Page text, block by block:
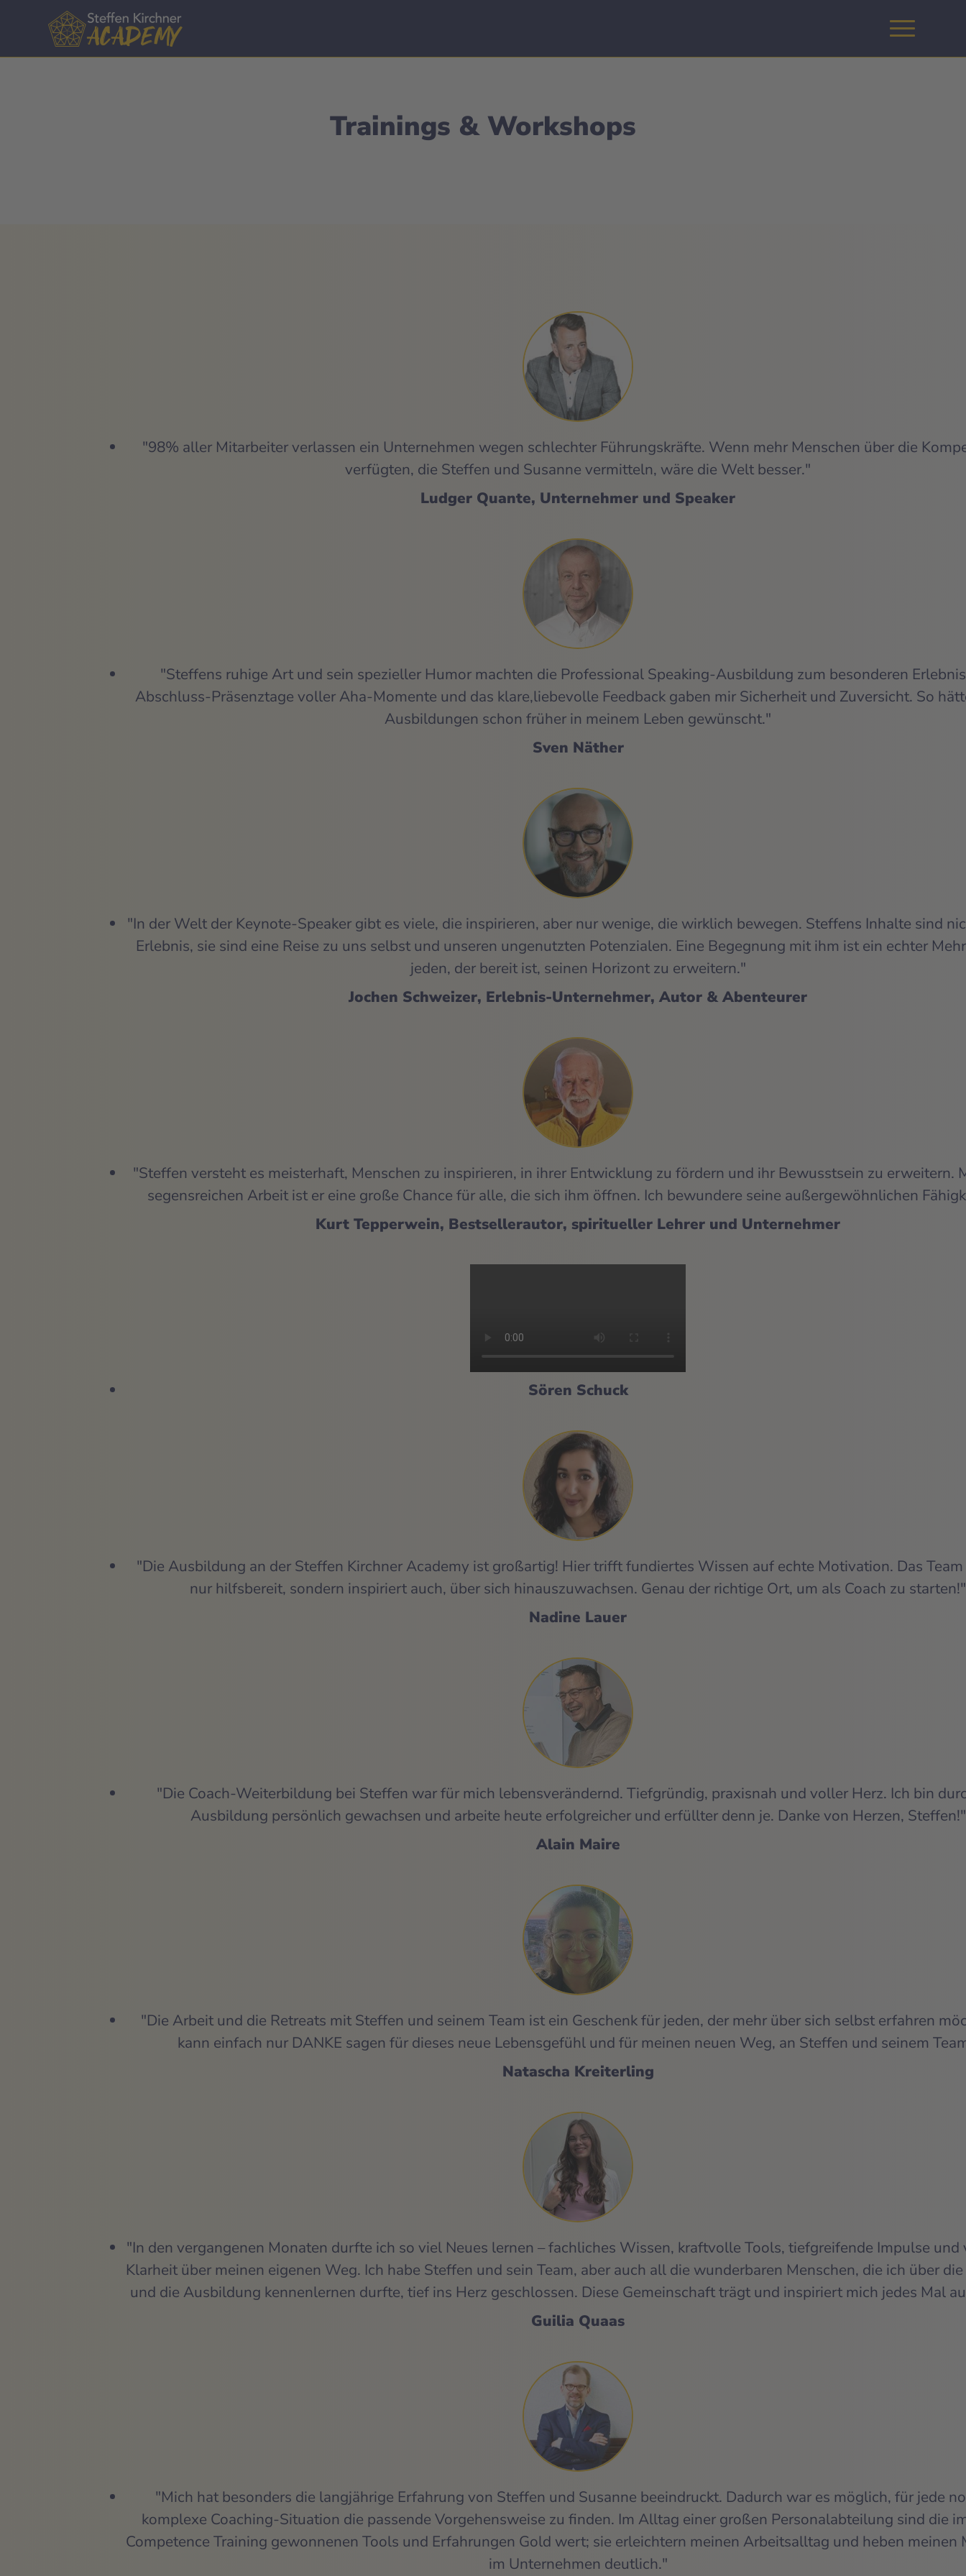
Trainings & Workshops
"98% aller Mitarbeiter verlassen ein Unternehmen wegen schlechter Führungskräfte. Wenn mehr Menschen über die
verfügten, die Steffen und Susanne vermitteln, wäre die Welt besser."
Ludger Quante, Unternehmer und Speaker
"Steffens ruhige Art und sein spezieller Humor machten die Professional Speaking-Ausbildung zum besonderen
Abschluss-Präsenztage voller Aha-Momente und das klare,liebevolle Feedback gaben mir Sicherheit und Zuversicht. So
Ausbildungen schon früher in meinem Leben gewünscht."
Sven Näther
"In der Welt der Keynote-Speaker gibt es viele, die inspirieren, aber nur wenige, die wirklich bewegen. Steffens Inhalte sind
Erlebnis, sie sind eine Reise zu uns selbst und unseren ungenutzten Potenzialen. Eine Begegnung mit ihm ist ein echter
jeden, der bereit ist, seinen Horizont zu erweitern."
Jochen Schweizer, Erlebnis-Unternehmer, Autor & Abenteurer
"Steffen versteht es meisterhaft, Menschen zu inspirieren, in ihrer Entwicklung zu fördern und ihr Bewusstsein zu erweitern.
segensreichen Arbeit ist er eine große Chance für alle, die sich ihm öffnen. Ich bewundere seine außergewöhnlichen
Kurt Tepperwein, Bestsellerautor, spiritueller Lehrer und Unternehmer
Sören Schuck
"Die Ausbildung an der Steffen Kirchner Academy ist großartig! Hier trifft fundiertes Wissen auf echte Motivation. Das
nur hilfsbereit, sondern inspiriert auch, über sich hinauszuwachsen. Genau der richtige Ort, um als Coach zu starten!"
Nadine Lauer
"Die Coach-Weiterbildung bei Steffen war für mich lebensverändernd. Tiefgründig, praxisnah und voller Herz. Ich bin
Ausbildung persönlich gewachsen und arbeite heute erfolgreicher und erfüllter denn je. Danke von Herzen, Steffen!"
Alain Maire
"Die Arbeit und die Retreats mit Steffen und seinem Team ist ein Geschenk für jeden, der mehr über sich selbst erfahren
kann einfach nur DANKE sagen für dieses neue Lebensgefühl und für meinen neuen Weg, an Steffen und seinem
Natascha Kreiterling
"In den vergangenen Monaten durfte ich so viel Neues lernen – fachliches Wissen, kraftvolle Tools, tiefgreifende Impulse und
Klarheit über meinen eigenen Weg. Ich habe Steffen und sein Team, aber auch all die wunderbaren Menschen, die ich über
und die Ausbildung kennenlernen durfte, tief ins Herz geschlossen. Diese Gemeinschaft trägt und inspiriert mich jedes Mal
Guilia Quaas
"Mich hat besonders die langjährige Erfahrung von Steffen und Susanne beeindruckt. Dadurch war es möglich, für jede
komplexe Coaching-Situation die passende Vorgehensweise zu finden. Im Alltag einer großen Personalabteilung sind die
Competence Training gewonnenen Tools und Erfahrungen Gold wert; sie erleichtern meinen Arbeitsalltag und heben meinen
im Unternehmen deutlich."